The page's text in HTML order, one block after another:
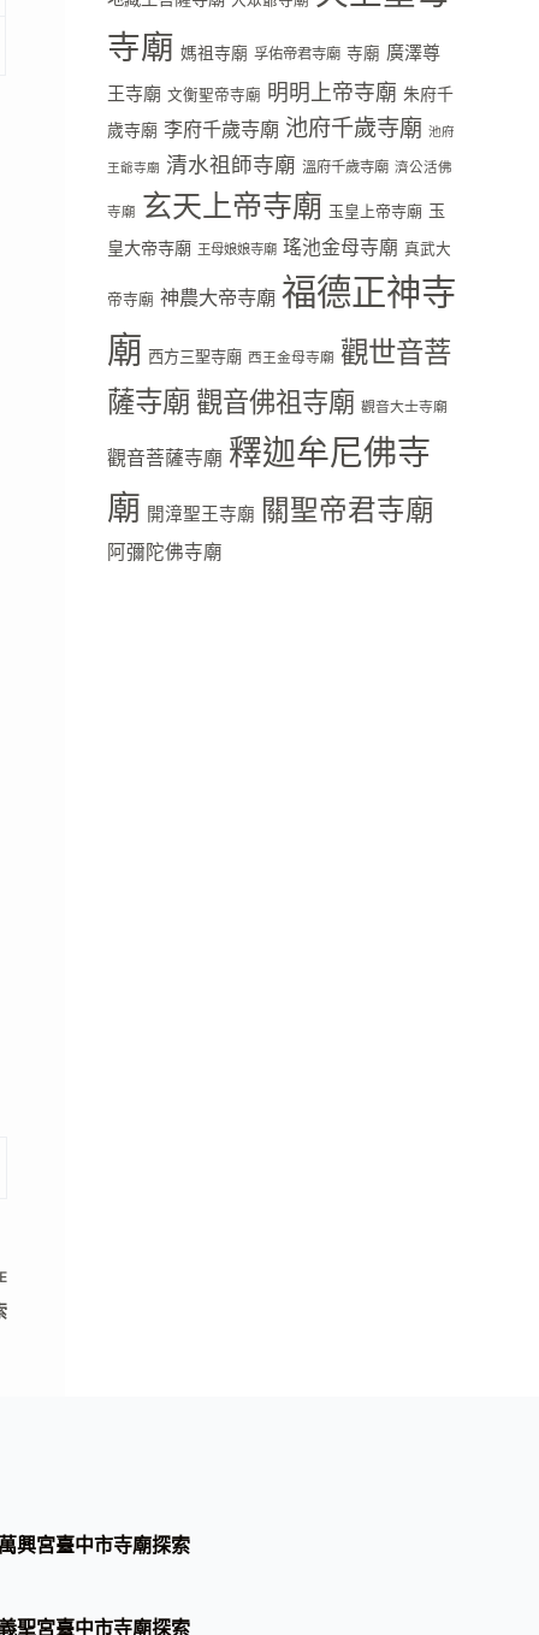
寺廟 媽祖寺廟 孚佑帝君寺廟 寺廟 廣澤尊
王寺廟 文衡聖帝寺廟 明明上帝寺廟 朱府千
歲寺廟 李府千歲寺廟 池府千歲寺廟 池府
王爺寺廟 清水祖師寺廟 溫府千歲寺廟 濟公活佛
寺廟 玄天上帝寺廟 玉皇上帝寺廟 玉
皇大帝寺廟 王母娘娘寺廟 瑤池金母寺廟 真武大
帝寺廟 神農大帝寺廟 福德正神寺
廟 西方三聖寺廟 西王金母寺廟 觀世音菩
薩寺廟觀音佛祖寺廟 觀音大士寺廟
觀音菩薩寺廟 釋迦牟尼佛寺
廟 開漳聖王寺廟 關聖帝君寺廟
阿彌陀佛寺廟
萬興宮臺中市寺廟探索
聖宮臺中市寺廟探索